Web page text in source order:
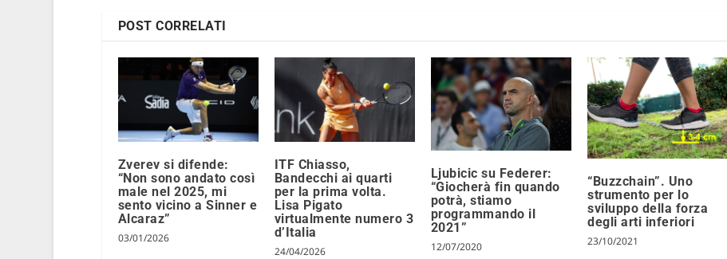
POST CORRELATI
Zverev si difende:
“Non sono andato così
male nel 2025, mi
sento vicino a Sinner e
Alcaraz”
03/01/2026
ITF Chiasso,
Bandecchi ai quarti
per la prima volta.
Lisa Pigato
virtualmente numero 3
d’Italia
24/04/2026
Ljubicic su Federer:
“Giocherà fin quando
potrà, stiamo
programmando il
2021”
12/07/2020
“Buzzchain”. Uno
strumento per lo
sviluppo della forza
degli arti inferiori
23/10/2021